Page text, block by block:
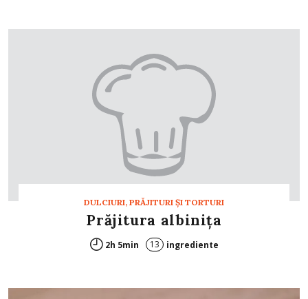
DULCIURI, PRĂJITURI ȘI TORTURI
Prăjitura albiniţa
2h 5min 13 ingrediente